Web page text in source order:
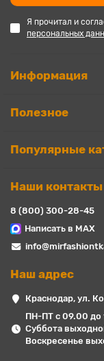
Я прочитал и
персональных
Информация
Полезное
Популярные
Наши контакты
8 (800) 300-28-45
Написать в MAX
Наш адрес
Краснодар, ул.
ПН-ПТ с 09.00 до
Суббота
Воскресенье